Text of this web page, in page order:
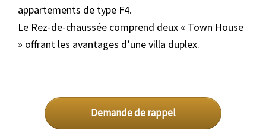
appartements de type F4.
Le Rez-de-chaussée comprend deux « Town House
» offrant les avantages d’une villa duplex.
Demande de rappel